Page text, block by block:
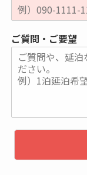
ご質問・ご要望